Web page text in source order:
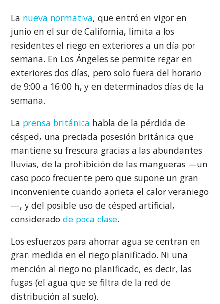
La nueva normativa, que entró en vigor en
junio en el sur de California, limita a los
residentes el riego en exteriores a un día por
semana. En Los Ángeles se permite regar en
exteriores dos días, pero solo fuera del horario
de 9:00 a 16:00 h, y en determinados días de la
semana.
La prensa británica habla de la pérdida de
césped, una preciada posesión británica que
mantiene su frescura gracias a las abundantes
lluvias, de la prohibición de las mangueras —un
caso poco frecuente pero que supone un gran
inconveniente cuando aprieta el calor veraniego
—, y del posible uso de césped artificial,
consideradode poca clase.
Los esfuerzos para ahorrar agua se centran en
gran medida en el riego planificado. Ni una
mención al riego no planificado, es decir, las
fugas (el agua que se filtra de la red de
distribución al suelo).